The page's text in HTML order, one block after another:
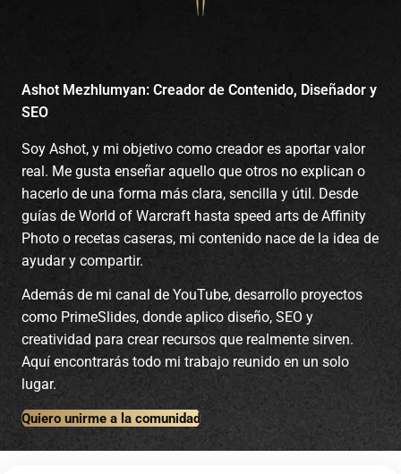
Ashot Mezhlumyan: Creador de Contenido, Diseñador y
SEO
Soy Ashot, y mi objetivo como creador es aportar valor
real. Me gusta enseñar aquello que otros no explican o
hacerlo de una forma más clara, sencilla y útil. Desde
guías de World of Warcraft hasta speed arts de Affinity
Photo o recetas caseras, mi contenido nace de la idea de
ayudar y compartir.
Además de mi canal de YouTube, desarrollo proyectos
como PrimeSlides, donde aplico diseño, SEO y
creatividad para crear recursos que realmente sirven.
Aquí encontrarás todo mi trabajo reunido en un solo
lugar.
Quiero unirme a la comunidad